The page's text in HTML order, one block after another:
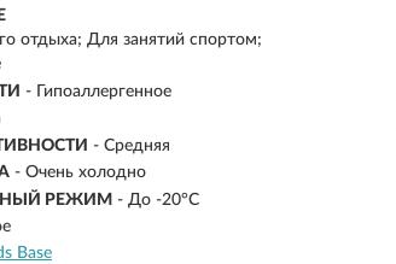
отдыха; Для занятий спортом;
- Гипоаллергенное
- Средняя
- Очень холодно
РЕЖИМ - До -20°C
Base